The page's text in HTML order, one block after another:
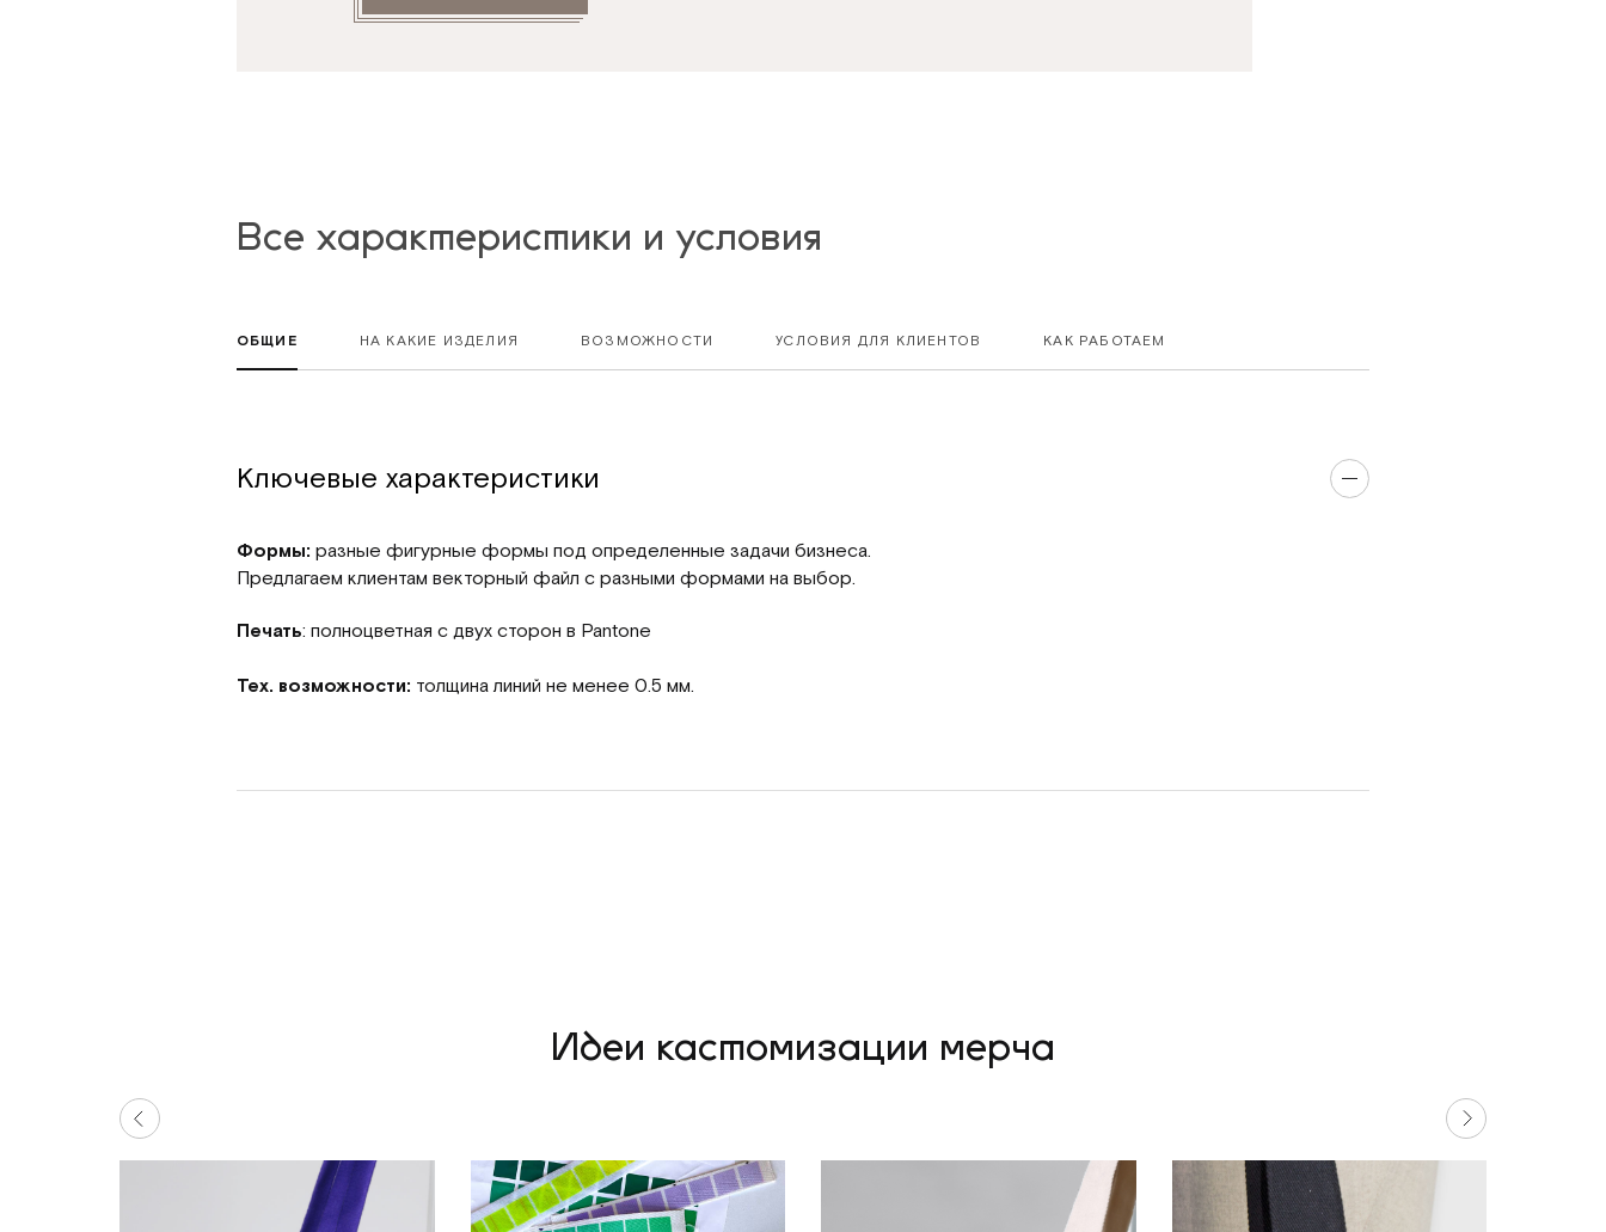
Все характеристики и условия
ОБЩИЕ НА КАКИЕ ИЗДЕЛИЯ ВОЗМОЖНОСТИ УСЛОВИЯ ДЛЯ КЛИЕНТОВ КАК РАБОТАЕМ
Ключевые характеристики
Формы: разные фигурные формы под определенные задачи бизнеса.
Предлагаем клиентам векторный файл с разными формами на выбор.
Печать: полноцветная с двух сторон в Pantone
Тех. возможности: толщина линий не менее 0.5 мм.
Идеи кастомизации мерча